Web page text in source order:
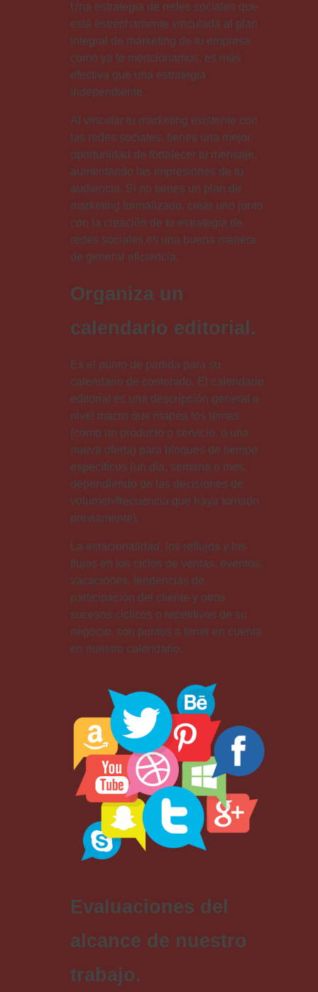
Una estrategia de redes sociales que
está estrechamente vinculada al plan
integral de marketing de tu empresa
como ya te mencionamos, es más
efectiva que una estrategia
independiente.
Al vincular tu marketing existente con
las redes sociales, tienes una mejor
oportunidad de fortalecer tu mensaje,
aumentando las impresiones de tu
audiencia. Si no tienes un plan de
marketing formalizado, crear uno junto
con la creación de tu estrategia de
redes sociales es una buena manera
de generar eficiencia.
Organiza un
calendario editorial.
Es el punto de partida para su
calendario de contenido. El calendario
editorial es una descripción general a
nivel macro que mapea los temas
(como un producto o servicio, o una
nueva oferta) para bloques de tiempo
específicos (un día, semana o mes,
dependiendo de las decisiones de
volumen/frecuencia que haya tomado
previamente).
La estacionalidad, los reflujos y los
flujos en los ciclos de ventas, eventos,
vacaciones, tendencias de
participación del cliente y otros
sucesos cíclicos o repetitivos de su
negocio, son puntos a tener en cuenta
en nuestro calendario.
Evaluaciones del
alcance de nuestro
trabajo.